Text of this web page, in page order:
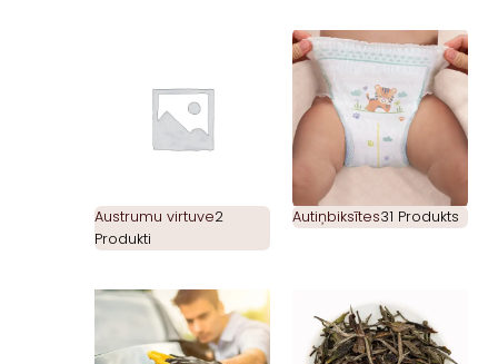
Austrumu virtuve2
Produkti
Autiņbiksītes31 Produkts